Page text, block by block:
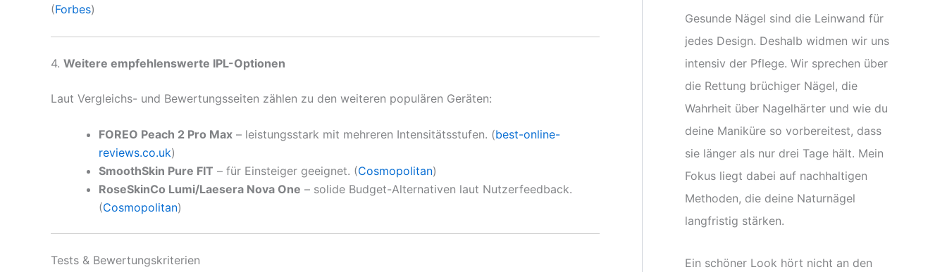
(Forbes)
4. Weitere empfehlenswerte IPL-Optionen
Laut Vergleichs- und Bewertungsseiten zählen zu den weiteren populären Geräten:
FOREO Peach 2 Pro Max – leistungsstark mit mehreren Intensitätsstufen. (best-online-
reviews.co.uk)
SmoothSkin Pure FIT – für Einsteiger geeignet. (Cosmopolitan)
RoseSkinCo Lumi/Laesera Nova One – solide Budget-Alternativen laut Nutzerfeedback.
(Cosmopolitan)
Tests & Bewertungskriterien
Gesunde Nägel sind die Leinwand für
jedes Design. Deshalb widmen wir uns
intensiv der Pflege. Wir sprechen über
die Rettung brüchiger Nägel, die
Wahrheit über Nagelhärter und wie du
deine Maniküre so vorbereitest, dass
sie länger als nur drei Tage hält. Mein
Fokus liegt dabei auf nachhaltigen
Methoden, die deine Naturnägel
langfristig stärken.
Ein schöner Look hört nicht an den